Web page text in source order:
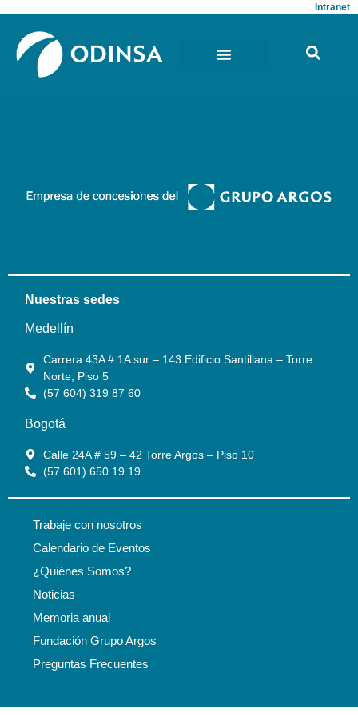
Intranet
Nuestras sedes
Medellín
Carrera 43A # 1A sur – 143 Edificio Santillana – Torre
Norte, Piso 5
(57 604) 319 87 60
Bogotá
Calle 24A # 59 – 42 Torre Argos – Piso 10
(57 601) 650 19 19
Trabaje con nosotros
Calendario de Eventos
¿Quiénes Somos?
Noticias
Memoria anual
Fundación Grupo Argos
Preguntas Frecuentes